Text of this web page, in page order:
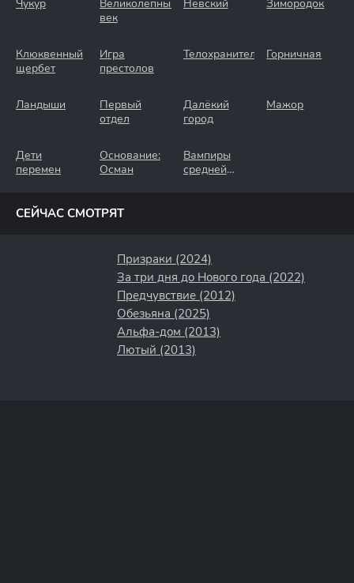
Чукур
Великолепный
век
Невский Зимородок
Клюквенный
щербет
Игра
престолов
Телохранители Горничная
Ландыши
Первый
отдел
Далёкий
город
Мажор
Дети
перемен
Основание:
Осман
Вампиры
средней
СЕЙЧАС СМОТРЯТ
Призраки (2024)
За три дня до Нового года (2022)
Предчувствие (2012)
Обезьяна (2025)
Альфа-дом (2013)
Лютый (2013)